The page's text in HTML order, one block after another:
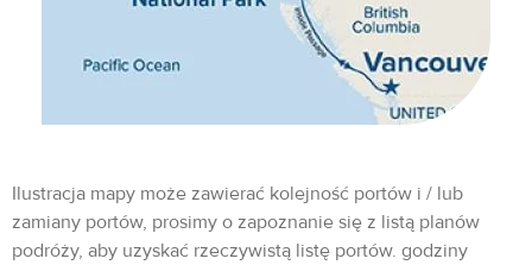
Ilustracja mapy może zawierać kolejność portów i / lub
zamiany portów, prosimy o zapoznanie się z listą planów
podróży, aby uzyskać rzeczywistą listę portów. godziny